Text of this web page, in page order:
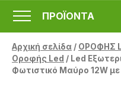
ΠΡΟΪΟΝΤΑ
Αρχική σελίδα/ ΟΡΟΦΗΣ
Οροφής Led / Led
Φωτιστικό Μαύρο 12W με